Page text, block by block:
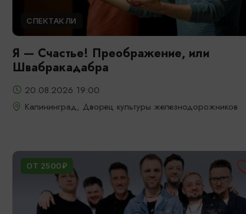
СПЕКТАКЛИ
Я — Счастье! Преображение, или
Швабракадабра
20.08.2026 19:00
Калининград, Дворец культуры железнодорожников
ОТ 2500₽